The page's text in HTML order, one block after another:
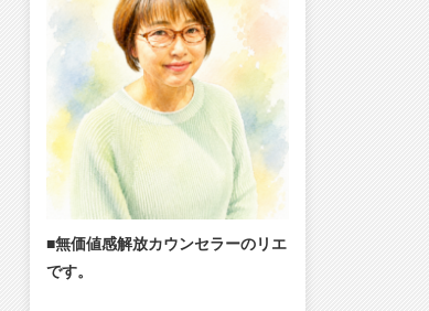
■無価値感解放カウンセラーのリエ
です。